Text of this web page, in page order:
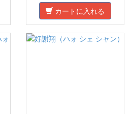
カートに入れる